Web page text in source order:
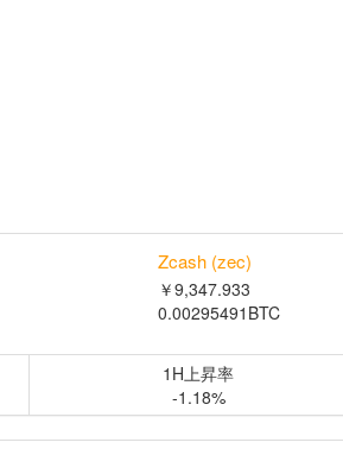
Zcash (zec)
￥9,347.933
0.00295491BTC
1H上昇率
-1.18%